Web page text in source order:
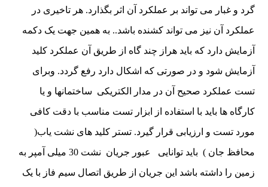
گرد و غبار می تواند بر عملکرد آن اثر بگذارد. هر تاخیری در
عملکرد آن نیز می تواند کشنده باشد.. به همین جهت یک دکمه
آزمایش دارد که باید هراز چند گاه از طریق آن عملکرد کلید
آزمایش شود و در صورتی که اشکال دارد رفع گردد. وبرای
تست عملکرد صحیح آن در مدار الکتریکی ساختمانها و یا
کارگاه ها باید با استفاده از ابزار تست مناسب با دقت کافی
مورد تست و ارزیابی قرار گیرد. تستر کلید های نشت یاب(
محافظ جان ) باید توانایی عبور جریان نشت 30 میلی آمپر به
زمین را داشته باشد این جریان از طریق اتصال سیم فاز با یک